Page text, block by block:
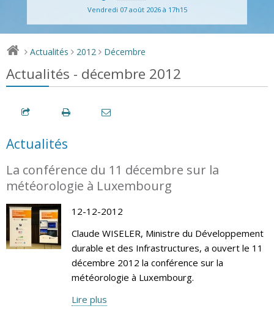
Vendredi 07 août 2026 à 17h15
> Actualités > 2012 > Décembre
Actualités - décembre 2012
Actualités
La conférence du 11 décembre sur la
météorologie à Luxembourg
12-12-2012
Claude WISELER, Ministre du Développement
durable et des Infrastructures, a ouvert le 11
décembre 2012 la conférence sur la
météorologie à Luxembourg.
Lire plus